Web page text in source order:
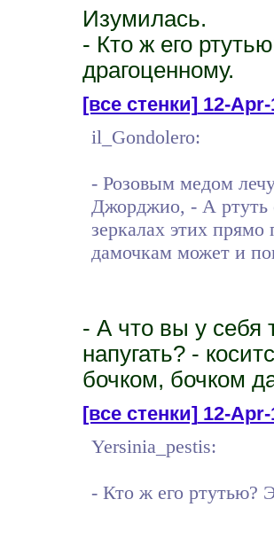
Изумилась.
- Кто ж его
драгоценному.
[все стенки]12-Apr-
il_Gondolero:
- Розовым медом
Джорджио, - А ртуть
зеркалах этих
дамочкам может и
- А что вы у себя
напугать? -
бочком, бочком
[все стенки]12-Apr-
Yersinia_pestis:
- Кто ж его ртутью?